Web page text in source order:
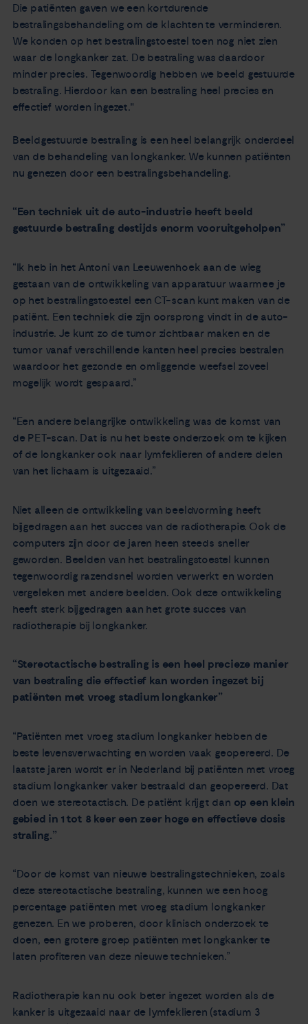
Die patiënten gaven we een kortdurende
bestralingsbehandeling om de klachten te verminderen.
We konden op het bestralingstoestel toen nog niet zien
waar de longkanker zat. De bestraling was daardoor
minder precies. Tegenwoordig hebben we beeld gestuurde
bestraling. Hierdoor kan een bestraling heel precies en
effectief worden ingezet."
Beeldgestuurde bestraling is een heel belangrijk onderdeel
van de behandeling van longkanker. We kunnen patiënten
nu genezen door een bestralingsbehandeling.
“Een techniek uit de auto-industrie heeft beeld
gestuurde bestraling destijds enorm vooruitgeholpen”
“Ik heb in het Antoni van Leeuwenhoek aan de wieg
gestaan van de ontwikkeling van apparatuur waarmee je
op het bestralingstoestel een CT-scan kunt maken van de
patiënt. Een techniek die zijn oorsprong vindt in de auto-
industrie. Je kunt zo de tumor zichtbaar maken en de
tumor vanaf verschillende kanten heel precies bestralen
waardoor het gezonde en omliggende weefsel zoveel
mogelijk wordt gespaard.”
“Een andere belangrijke ontwikkeling was de komst van
de PET-scan. Dat is nu het beste onderzoek om te kijken
of de longkanker ook naar lymfeklieren of andere delen
van het lichaam is uitgezaaid.”
Niet alleen de ontwikkeling van beeldvorming heeft
bijgedragen aan het succes van de radiotherapie. Ook de
computers zijn door de jaren heen steeds sneller
geworden. Beelden van het bestralingstoestel kunnen
tegenwoordig razendsnel worden verwerkt en worden
vergeleken met andere beelden. Ook deze ontwikkeling
heeft sterk bijgedragen aan het grote succes van
radiotherapie bij longkanker.
“Stereotactische bestraling is een heel precieze manier
van bestraling die effectief kan worden ingezet bij
patiënten met vroeg stadium longkanker”
“Patiënten met vroeg stadium longkanker hebben de
beste levensverwachting en worden vaak geopereerd. De
laatste jaren wordt er in Nederland bij patiënten met vroeg
stadium longkanker vaker bestraald dan geopereerd. Dat
doen we stereotactisch. De patiënt krijgt dan op een klein
gebied in 1 tot 8 keer een zeer hoge en effectieve dosis
straling.”
“Door de komst van nieuwe bestralingstechnieken, zoals
deze stereotactische bestraling, kunnen we een hoog
percentage patiënten met vroeg stadium longkanker
genezen. En we proberen, door klinisch onderzoek te
doen, een grotere groep patiënten met longkanker te
laten profiteren van deze nieuwe technieken.”
Radiotherapie kan nu ook beter ingezet worden als de
kanker is uitgezaaid naar de lymfeklieren (stadium 3